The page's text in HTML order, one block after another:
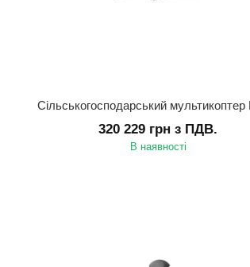
320 229 грн з ПДВ.
В наявності